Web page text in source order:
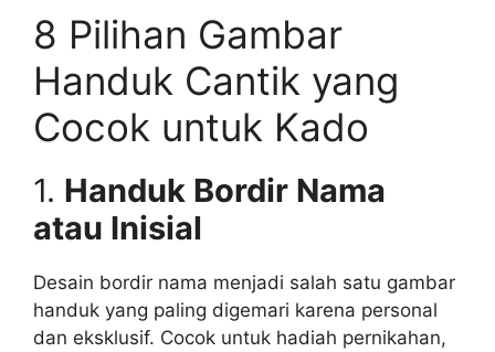
8 Pilihan Gambar
Handuk Cantik yang
Cocok untuk Kado
1. Handuk Bordir Nama
atau Inisial
Desain bordir nama menjadi salah satu gambar
handuk yang paling digemari karena personal
dan eksklusif. Cocok untuk hadiah pernikahan,